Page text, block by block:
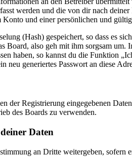
werden und die von dir nach
und einer persönlichen und
(Hash) gespeichert, so dass es
Board, also geh mit ihm sorgsam
haben, so kannst du die Funktion
neu generiertes Passwort an diese
der Registrierung eingegebenen
des Boards zu verwenden.
Daten
an Dritte weitergeben,